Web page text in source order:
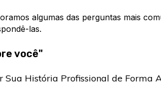
algumas das perguntas mais
las.
você"
Sua História Profissional de Forma